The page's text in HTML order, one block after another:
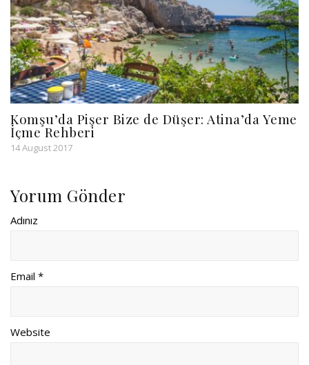
Komşu’da Pişer Bize de Düşer: Atina’da Yeme
İçme Rehberi
14 August 2017
Yorum Gönder
Adınız
Email *
Website